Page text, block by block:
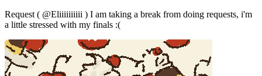
Request ( @Eliiiiiiiiii ) I am taking a break from doing requests, i'm
a little stressed with my finals :(